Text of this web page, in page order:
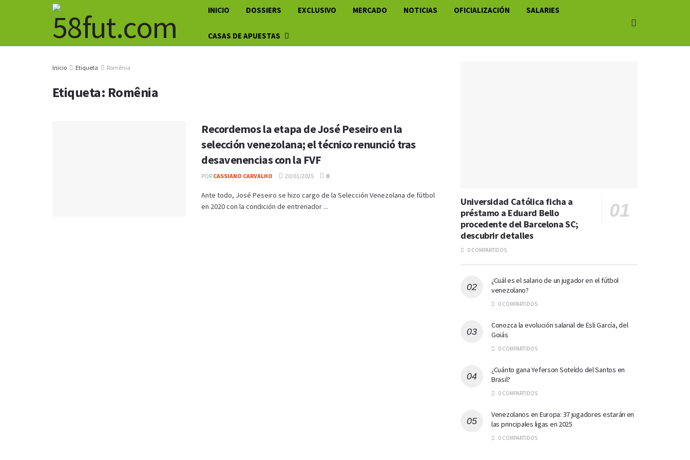
INICIO DOSSIERS EXCLUSIVO MERCADO NOTICIAS OFICIALIZACIÓN SALARIES
CASAS DE APUESTAS
Inicio Etiqueta Romênia
Etiqueta: Romênia
Recordemos la etapa de José Peseiro en la
selección venezolana; el técnico renunció tras
desavenencias con la FVF
POR CASSIANO CARVALHO 20/01/2025 0
Ante todo, José Peseiro se hizo cargo de la Selección Venezolana de fútbol
en 2020 con la condición de entrenador ...
Universidad Católica ficha a
préstamo a Eduard Bello
procedente del Barcelona SC;
descubrir detalles
0 COMPARTIDOS
¿Cuál es el salario de un jugador en el fútbol
venezolano?
0 COMPARTIDOS
Conozca la evolución salarial de Esli García, del
Goiás
0 COMPARTIDOS
¿Cuánto gana Yeferson Soteldo del Santos en
Brasil?
0 COMPARTIDOS
Venezolanos en Europa: 37 jugadores estarán en
las principales ligas en 2025
0 COMPARTIDOS